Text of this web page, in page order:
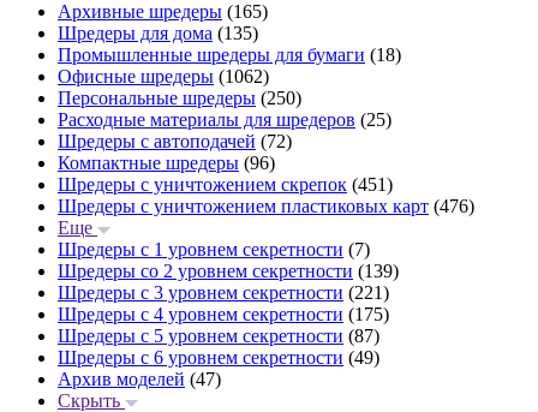
Архивные шредеры (165)
Шредеры для дома (135)
Промышленные шредеры для бумаги (18)
Офисные шредеры (1062)
Персональные шредеры (250)
Расходные материалы для шредеров (25)
Шредеры с автоподачей (72)
Компактные шредеры (96)
Шредеры с уничтожением скрепок (451)
Шредеры с уничтожением пластиковых карт (476)
Еще
Шредеры с 1 уровнем секретности (7)
Шредеры со 2 уровнем секретности (139)
Шредеры с 3 уровнем секретности (221)
Шредеры с 4 уровнем секретности (175)
Шредеры с 5 уровнем секретности (87)
Шредеры с 6 уровнем секретности (49)
Архив моделей (47)
Скрыть